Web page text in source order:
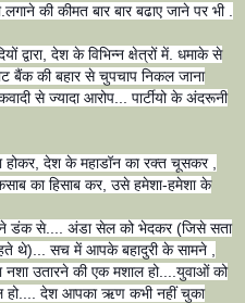
की कीमत बार बार बढाए जाने पर भी .
द्वारा, देश के विभिन्न क्षेत्रों में. धमाके से
की बहार से चुपचाप निकल जाना
से ज्यादा आरोप... पार्टीयो के अंदरूनी
होकर, देश के महाडॉन का रक्त चूसकर ,
का हिसाब कर, उसे हमेशा-हमेशा के
डंक से.... अंडा सेल को भेदकर (जिसे सता
सच में आपके बहादुरी के सामने ,
उतारने की एक मशाल हो....युवाओं को
हो.... देश आपका ऋण कभी नहीं चुका